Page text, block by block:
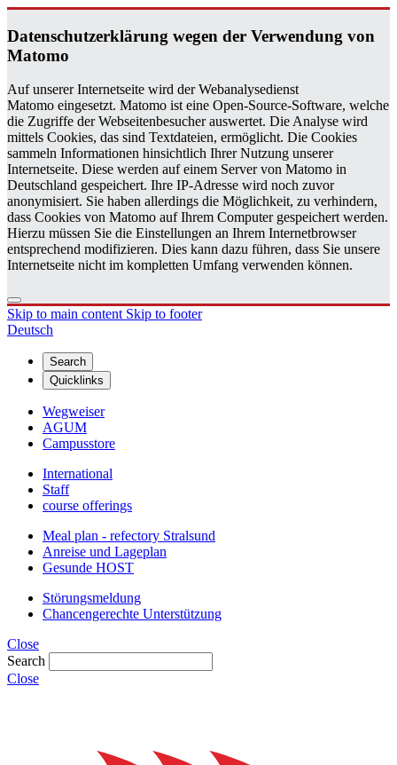
Daten­schutzerklärung wegen der Ver­wen­dung von
Matomo
Auf unserer Internetseite wird der Webanalysedienst
Matomo eingesetzt. Matomo ist eine Open-Source-Software, welche
die Zugriffe der Webseitenbesucher auswertet. Die Analyse wird
mittels Cookies, das sind Textdateien, ermöglicht. Die Cookies
sammeln Informationen hinsichtlich Ihrer Nutzung unserer
Internetseite. Diese werden auf einem Server von Matomo in
Deutschland gespeichert. Ihre IP-Adresse wird noch zuvor
anonymisiert. Sie haben allerdings die Möglichkeit, zu verhindern,
dass Cookies von Matomo auf Ihrem Computer gespeichert werden.
Hierzu müssen Sie die Einstellungen an Ihrem Internetbrowser
entsprechend modifizieren. Dies kann dazu führen, dass Sie unsere
Internetseite nicht im kompletten Umfang verwenden können.
Skip to main content Skip to footer
Deutsch
Search
Quicklinks
Wegweiser
AGUM
Campusstore
International
Staff
course offerings
Meal plan - refectory Stralsund
Anreise und Lageplan
Gesunde HOST
Störungsmeldung
Chancengerechte Unterstützung
Close
Search
Close